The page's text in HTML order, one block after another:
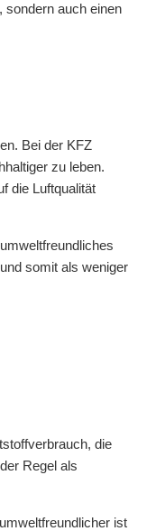
sondern auch einen
Bei der KFZ
zu leben.
die Luftqualität
somit als weniger
die
Regel als
ist